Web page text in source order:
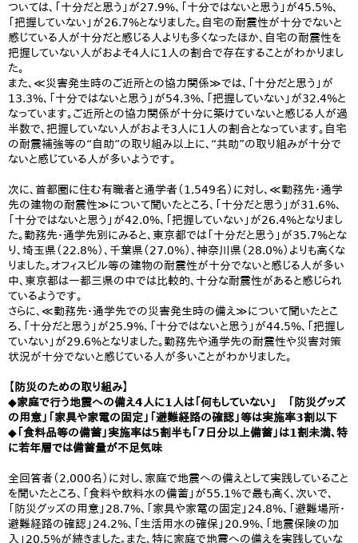
ついては、「十分だと思う」が27.9%、「十分ではないと思う」が45.5%、
「把握していない」が26.7%となりました。自宅の耐震性が十分でないと
感じている人が十分だと感じる人よりも多くなったほか、自宅の耐震性を
把握していない人がおよそ4人に1人の割合で存在することがわかりまし
た。
また、≪災害発生時のご近所との協力関係≫では、「十分だと思う」が
13.3%、「十分ではないと思う」が54.3%、「把握していない」が32.4%と
なっています。ご近所との協力関係が十分に築けていないと感じる人が過
半数で、把握していない人がおよそ3人に1人の割合となっています。自宅
の耐震補強等の“自助”の取り組み以上に、“共助”の取り組みが十分で
ないと感じている人が多いようです。
次に、首都圏に住む有職者と通学者（1,549名）に対し、≪勤務先・通学
先の建物の耐震性≫について聞いたところ、「十分だと思う」が31.6%、
「十分ではないと思う」が42.0%、「把握していない」が26.4%となりまし
た。勤務先・通学先別にみると、東京都では「十分だと思う」が35.7%とな
り、埼玉県（22.8%）、千葉県（27.0%）、神奈川県（28.0%）よりも高くな
りました。オフィスビル等の建物の耐震性が十分でないと感じる人が多い
中、東京都は一都三県の中では比較的、十分な耐震性があると感じられ
ているようです。
さらに、≪勤務先・通学先での災害発生時の備え≫について聞いたとこ
ろ、「十分だと思う」が25.9%、「十分ではないと思う」が44.5%、「把握し
ていない」が29.6%となりました。勤務先や通学先の耐震性や災害対策
状況が十分でないと感じている人が多いことがわかりました。
【防災のための取り組み】
◆家庭で行う地震への備え4人に1人は「何もしていない」 「防災グッズ
の用意」「家具や家電の固定」「避難経路の確認」等は実施率3割以下
◆「食料品等の備蓄」実施率は5割半も「7日分以上備蓄」は1割未満、特
に若年層では備蓄量が不足気味
全回答者（2,000名）に対し、家庭で地震への備えとして実践していること
を聞いたところ、「食料や飲料水の備蓄」が55.1%で最も高く、次いで、
「防災グッズの用意」28.7%、「家具や家電の固定」24.8%、「避難場所・
避難経路の確認」24.2%、「生活用水の確保」20.9%、「地震保険の加
入」20.5%が続きました。また、特に家庭で地震への備えを実践していな